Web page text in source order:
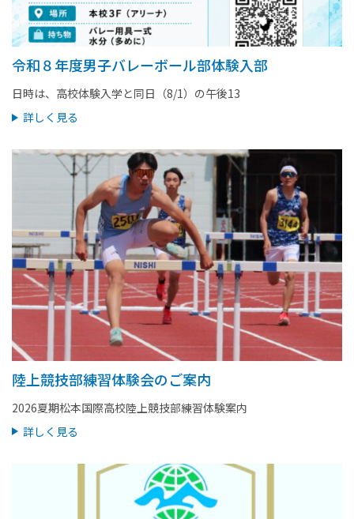
令和８年度男子バレーボール部体験入部
日時は、高校体験入学と同日（8/1）の午後13
詳しく見る
陸上競技部練習体験会のご案内
2026夏期松本国際高校陸上競技部練習体験案内
詳しく見る